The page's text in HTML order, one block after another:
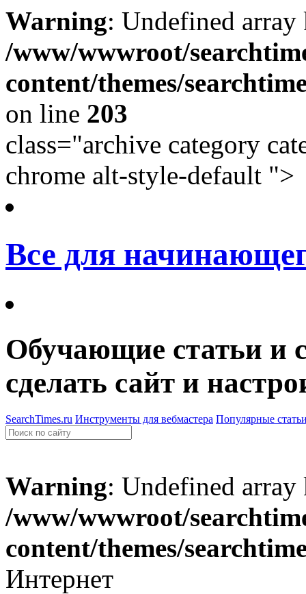
Warning: Undefined
/www/wwwroot/
content/themes/
on line 203
class="archive category
chrome alt-style-default ">
Все для
Обучающие статьи и
сделать сайт и
SearchTimes.ru Инструменты для вебмастера Популярные
Warning: Undefined
/www/wwwroot/
content/themes/
Интернет